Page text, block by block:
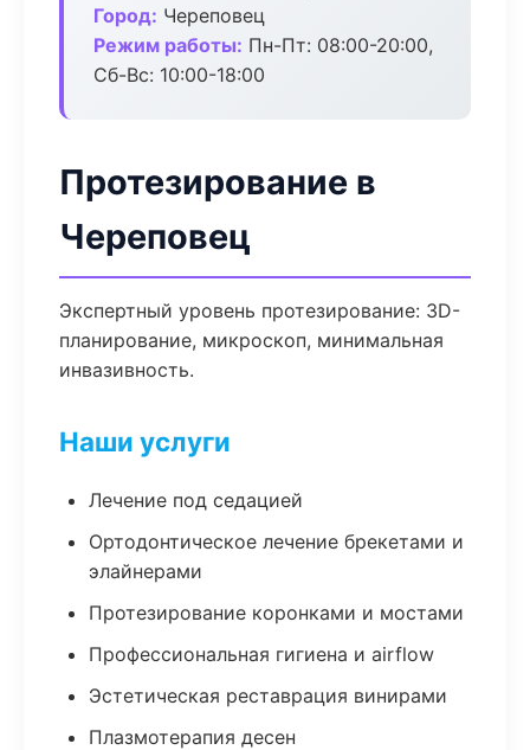
Город: Череповец
Режим работы: Пн-Пт: 08:00-20:00,
Сб-Вс: 10:00-18:00
Протезирование в
Череповец
Экспертный уровень протезирование: 3D-
планирование, микроскоп, минимальная
инвазивность.
Наши услуги
Лечение под седацией
Ортодонтическое лечение брекетами и
элайнерами
Протезирование коронками и мостами
Профессиональная гигиена и airflow
Эстетическая реставрация винирами
Плазмотерапия десен